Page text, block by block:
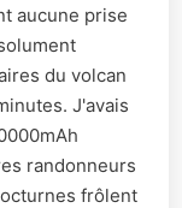
aucune prise
du volcan
J'avais
randonneurs
frôlent